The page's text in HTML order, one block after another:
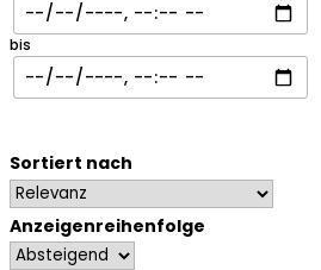
bis
Sortiert nach
Anzeigenreihenfolge